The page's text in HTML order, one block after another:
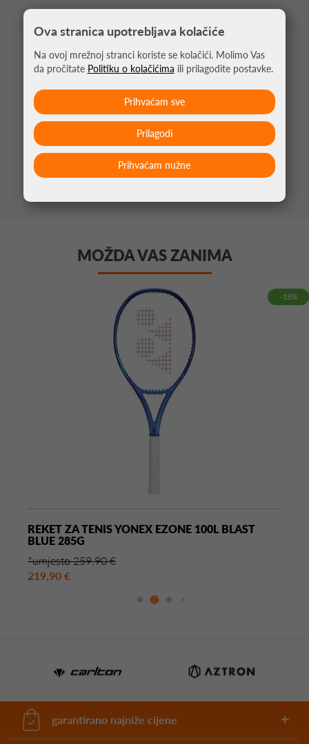
PERFORMANSE
KONTROLA 8
SNAGA 8
MOŽDA VAS ZANIMA
-15%
REKET ZA TENIS YONEX EZONE 100L BLAST
BLUE 285G
*umjesto 259,90 €
219,90 €
garantirano najniže cijene
Ova stranica upotrebljava kolačiće
Na ovoj mrežnoj stranci koriste se kolačići. Molimo Vas
da pročitate Politiku o kolačićima ili prilagodite postavke.
Prihvaćam nužne
Prilagodi
Prihvaćam sve